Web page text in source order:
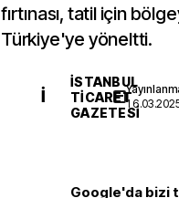
fırtınası, tatil için
Türkiye'ye yöneltti.
İ
İSTANBUL
TICARET
GAZETESI
Google'da bizi